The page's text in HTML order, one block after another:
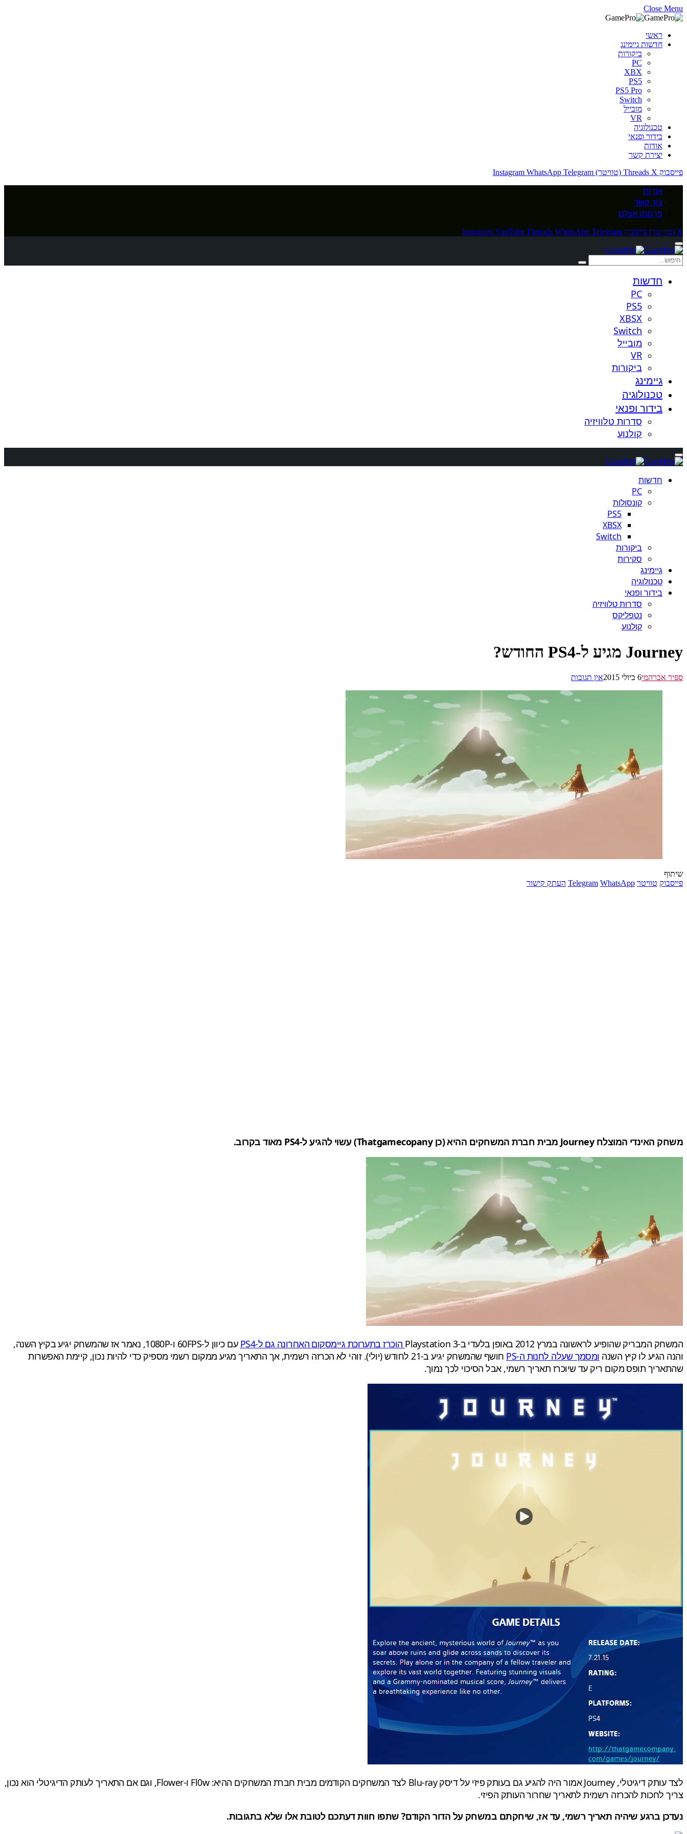
Close Menu
ראשי
חדשות גיימינג
ביקורות
PC
XBX
PS5
PS5 Pro
Switch
מובייל
VR
טכנולוגיה
בידור ופנאי
אודות
יצירת קשר
פייסבוק
Threads X (טוויטר) Instagram WhatsApp Telegram
אודות
צור קשר
פרסמו אצלנו
X (טוויטר) פייסבוק InstagramYouTube Threads WhatsApp Telegram
חדשות
PC
PS5
XBSX
Switch
מובייל
VR
ביקורות
גיימינג
טכנולוגיה
בידור ופנאי
סדרות טלוויזיה
קולנוע
חדשות
PC
קונסולות
PS5
XBSX
Switch
ביקורות
סקירות
גיימינג
טכנולוגיה
בידור ופנאי
סדרות טלוויזיה
נטפליקס
קולנוע
Journey מגיע ל-PS4 החודש?
ספיר אברהמי6 ביולי 2015 אין תגובות
שיתוף
פייסבוק טוויטר Telegram WhatsApp העתק קישור
משחק האינדי המוצלח Journey מבית חברת המשחקים ההיא (כן Thatgamecopany) עשוי להגיע ל-PS4 מאוד בקרוב.
המשחק המבריק שהופיע לראשונה במרץ 2012 באופן בלעדי ב-Playstation 3 הוכרז בתערוכת גיימסקום האחרונה גם ל-PS4
עם כיוון ל-60FPS ו-1080P, נאמר אז שהמשחק יגיע בקיץ השנה,
והנה הגיע לו קיץ השנה ומסמך שעלה לחנות ה-PS
חושף שהמשחק יגיע ב-21 לחודש (יולי). זוהי לא הכרזה רשמית, אך התאריך מגיע ממקום רשמי מספיק כדי להיות נכון, קיימת האפשרות
שהתאריך תופס מקום ריק עד שיוכרז תאריך רשמי, אבל הסיכוי לכך נמוך.
לצד עותק דיגיטלי, Journey אמור היה להגיע גם בעותק פיזי על דיסק Blu-ray לצד המשחקים הקודמים מבית חברת המשחקים ההיא: Fl0w ו-Flower, וגם אם התאריך לעותק הדיגיטלי הוא נכון,
צריך לחכות להכרזה רשמית לתאריך שחרור העותק הפיזי.
נעדכן ברגע שיהיה תאריך רשמי, עד אז, שיחקתם במשחק על הדור הקודם? שתפו חוות דעתכם לטובת אלו שלא בתגובות.